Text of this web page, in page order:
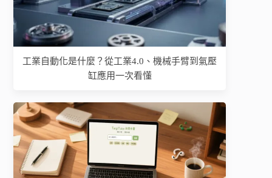
工業自動化是什麼？從工業4.0、機械手臂到氣壓
缸應用一次看懂